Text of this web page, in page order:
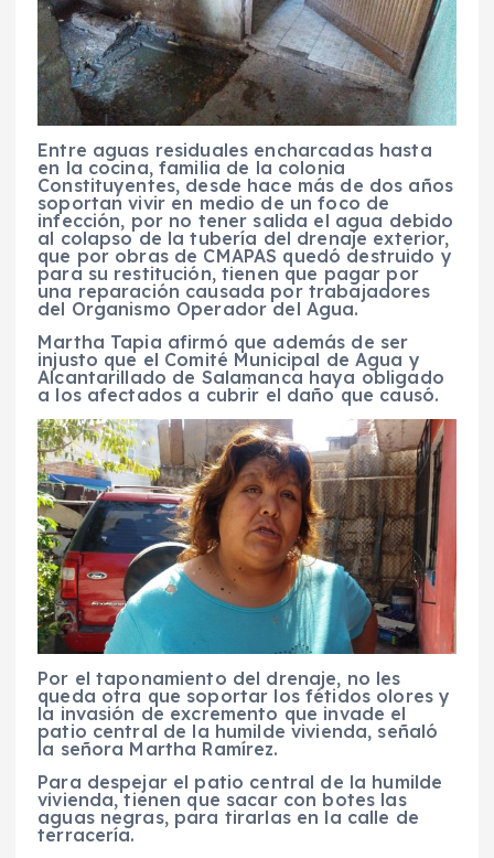
Entre aguas residuales encharcadas hasta
en la cocina, familia de la colonia
Constituyentes, desde hace más de dos años
soportan vivir en medio de un foco de
infección, por no tener salida el agua debido
al colapso de la tubería del drenaje exterior,
que por obras de CMAPAS quedó destruido y
para su restitución, tienen que pagar por
una reparación causada por trabajadores
del Organismo Operador del Agua.
Martha Tapia afirmó que además de ser
injusto que el Comité Municipal de Agua y
Alcantarillado de Salamanca haya obligado
a los afectados a cubrir el daño que causó.
Por el taponamiento del drenaje, no les
queda otra que soportar los fétidos olores y
la invasión de excremento que invade el
patio central de la humilde vivienda, señaló
la señora Martha Ramírez.
Para despejar el patio central de la humilde
vivienda, tienen que sacar con botes las
aguas negras, para tirarlas en la calle de
terracería.